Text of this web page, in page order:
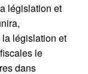
législation et
législation et
le
dans